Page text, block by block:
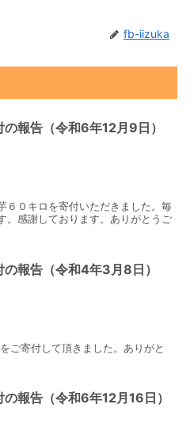
fb-iizuka
の報告（令和6年12月9日）
６０キロを寄付いただきました。毎
。感謝しております。ありがとうご
の報告（令和4年3月8日）
ご寄付して頂きました。ありがと
の報告（令和6年12月16日）